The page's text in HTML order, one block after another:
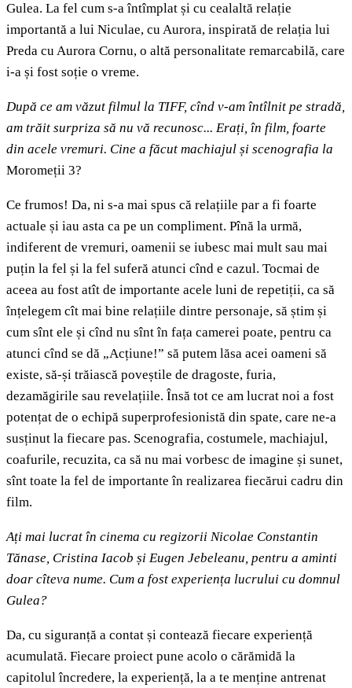
Gulea. La fel cum s-a întîmplat și cu cealaltă relație
importantă a lui Niculae, cu Aurora, inspirată de relația lui
Preda cu Aurora Cornu, o altă personalitate remarcabilă, care
i-a și fost soție o vreme.
După ce am văzut filmul la TIFF, cînd v-am întîlnit pe stradă,
am trăit surpriza să nu vă recunosc... Erați, în film, foarte
din acele vremuri. Cine a făcut machiajul și scenografia la
Moromeții 3?
Ce frumos! Da, ni s-a mai spus că relațiile par a fi foarte
actuale și iau asta ca pe un compliment. Pînă la urmă,
indiferent de vremuri, oamenii se iubesc mai mult sau mai
puțin la fel și la fel suferă atunci cînd e cazul. Tocmai de
aceea au fost atît de importante acele luni de repetiții, ca să
înțelegem cît mai bine relațiile dintre personaje, să știm și
cum sînt ele și cînd nu sînt în fața camerei poate, pentru ca
atunci cînd se dă „Acțiune!” să putem lăsa acei oameni să
existe, să-și trăiască poveștile de dragoste, furia,
dezamăgirile sau revelațiile. Însă tot ce am lucrat noi a fost
potențat de o echipă superprofesionistă din spate, care ne-a
susținut la fiecare pas. Scenografia, costumele, machiajul,
coafurile, recuzita, ca să nu mai vorbesc de imagine și sunet,
sînt toate la fel de importante în realizarea fiecărui cadru din
film.
Ați mai lucrat în cinema cu regizorii Nicolae Constantin
Tănase, Cristina Iacob și Eugen Jebeleanu, pentru a aminti
doar cîteva nume. Cum a fost experiența lucrului cu domnul
Gulea?
Da, cu siguranță a contat și contează fiecare experiență
acumulată. Fiecare proiect pune acolo o cărămidă la
capitolul încredere, la experiență, la a te menține antrenat